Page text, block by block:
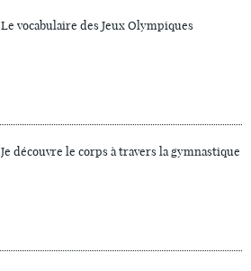
Le vocabulaire des Jeux Olympiques
Je découvre le corps à travers la gymnastique